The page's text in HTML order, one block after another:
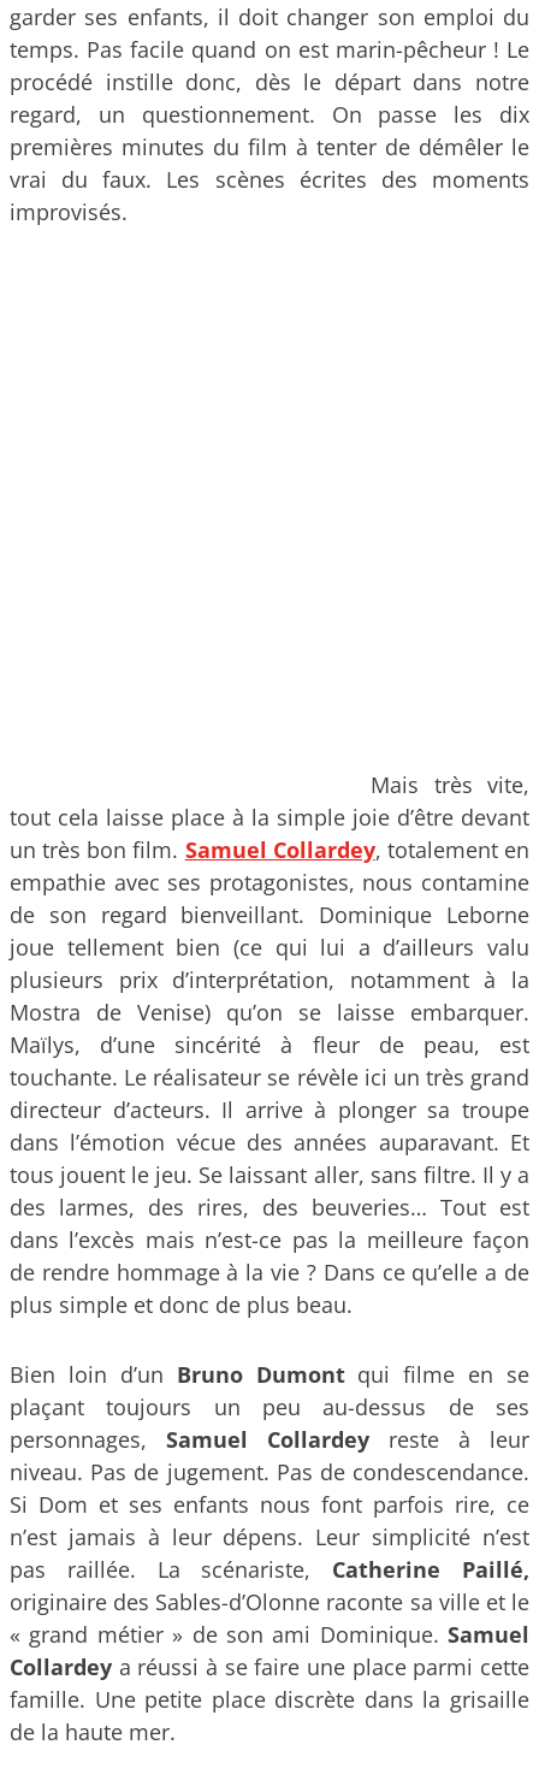
garder ses enfants, il doit changer son emploi du
temps. Pas facile quand on est marin-pêcheur ! Le
procédé instille donc, dès le départ dans notre
regard, un questionnement. On passe les dix
premières minutes du film à tenter de démêler le
vrai du faux. Les scènes écrites des moments
improvisés.
Mais très vite,
tout cela laisse place à la simple joie d’être devant
un très bon film. Samuel Collardey, totalement en
empathie avec ses protagonistes, nous contamine
de son regard bienveillant. Dominique Leborne
joue tellement bien (ce qui lui a d’ailleurs valu
plusieurs prix d’interprétation, notamment à la
Mostra de Venise) qu’on se laisse embarquer.
Maïlys, d’une sincérité à fleur de peau, est
touchante. Le réalisateur se révèle ici un très grand
directeur d’acteurs. Il arrive à plonger sa troupe
dans l’émotion vécue des années auparavant. Et
tous jouent le jeu. Se laissant aller, sans filtre. Il y a
des larmes, des rires, des beuveries… Tout est
dans l’excès mais n’est-ce pas la meilleure façon
de rendre hommage à la vie ? Dans ce qu’elle a de
plus simple et donc de plus beau.
Bien loin d’un Bruno Dumontqui filme en se
plaçant toujours un peu au-dessus de ses
personnages, Samuel Collardey reste à leur
niveau. Pas de jugement. Pas de condescendance.
Si Dom et ses enfants nous font parfois rire, ce
n’est jamais à leur dépens. Leur simplicité n’est
pas raillée. La scénariste, Catherine Paillé,
originaire des Sables-d’Olonne raconte sa ville et le
« grand métier » de son ami Dominique. Samuel
Collardey a réussi à se faire une place parmi cette
famille. Une petite place discrète dans la grisaille
de la haute mer.